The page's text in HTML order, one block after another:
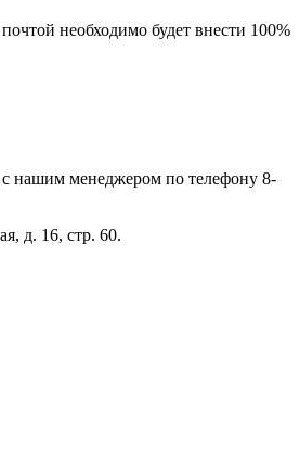
необходимо будет внести 100%
с нашим менеджером по телефону 8-
д. 16, стр. 60.